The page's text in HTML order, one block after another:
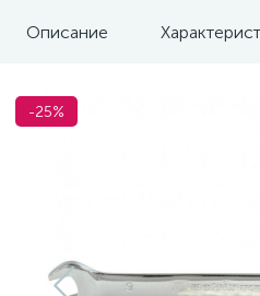
Описание
-25%